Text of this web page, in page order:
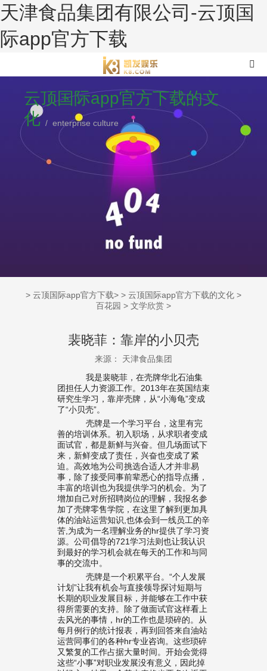
天津食品集团有限公司-云顶国
际app官方下载
云顶国际app官方下载的文
化 / enterprise culture
> 云顶国际app官方下载> > 云顶国际app官方下载的文化 >
百花园 > 文学欣赏 >
裴晓菲：靠岸的小贝壳
来源： 天津食品集团
我是裴晓菲，在壳牌华北石油集
团担任人力资源工作。2013年在英国结束
研究生学习，靠岸壳牌，从“小海龟”变成
了“小贝壳”。
壳牌是一个学习平台，这里有完
善的培训体系。初入职场，从求职者变成
面试官，都是新鲜与兴奋。但几场面试下
来，新鲜变成了责任，兴奋也变成了紧
迫。高效地为公司挑选合适人才并非易
事，除了接受同事前辈悉心的指导点播，
丰富的培训也为我提供学习的机会。为了
增加自己对所招聘岗位的理解，我报名参
加了壳牌零售学院，在这里了解到更加具
体的油站运营知识,也体会到一线员工的辛
苦,为成为一名理解业务的hr提供了学习资
源。公司倡导的721学习法则也让我认识
到最好的学习机会就在每天的工作和与同
事的交流中。
壳牌是一个积累平台。“个人发展
计划”让我有机会与直接领导探讨短期与
长期的职业发展目标，并能够在工作中获
得所需要的支持。除了做面试官这样看上
去风光的事情，hr的工作也是琐碎的。从
每月例行的统计报表，再到回答来自油站
运营同事们的各种hr专业咨询。这些琐碎
又繁复的工作占据大量时间。开始会觉得
这些“小事”对职业发展没有意义，因此掉